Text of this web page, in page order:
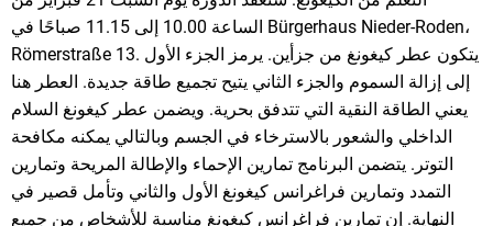
الساعة 10.00 إلى 11.15 صباحًا في Bürgerhaus Nieder-Roden،
Römerstraße 13. يتكون عطر كيغونغ من جزأين. يرمز الجزء الأول
إلى إزالة السموم والجزء الثاني يتيح تجميع طاقة جديدة. العطر هنا
يعني الطاقة النقية التي تتدفق بحرية. ويضمن عطر كيغونغ السلام
الداخلي والشعور بالاسترخاء في الجسم وبالتالي يمكنه مكافحة
التوتر. يتضمن البرنامج تمارين الإحماء والإطالة المريحة وتمارين
التمدد وتمارين فراغرانس كيغونغ الأول والثاني وتأمل قصير في
النهاية. إن تمارين فراغرانس كيغونغ مناسبة للأشخاص من جميع